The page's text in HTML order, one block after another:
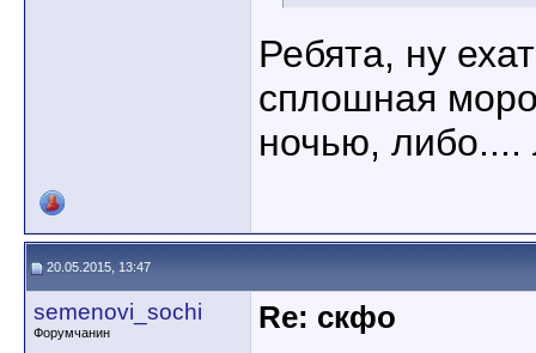
Ребята, ну
сплошная
ночью,
20.05.2015, 13:47
semenovi_sochi
Форумчанин
Re: скфо